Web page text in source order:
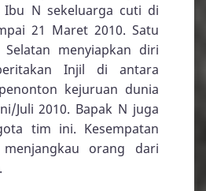
Ibu N sekeluarga cuti di
21 Maret 2010. Satu
menyiapkan diri
Injil di antara
kejuruan dunia
Juli 2010. Bapak N juga
tim ini. Kesempatan
orang dari